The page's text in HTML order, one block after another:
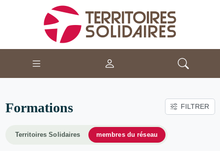
Formations FILTRER
Territoires Solidaires membres du réseau